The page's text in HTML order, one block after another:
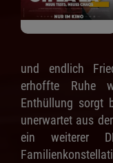
und endlich
erhoffte Ruhe
Enthüllung sorgt
unerwartet aus
ein weiterer